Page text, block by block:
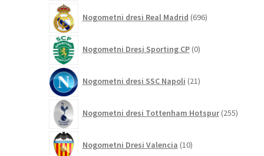
Nogometni dresi Real Madrid 696izdelkov
Nogometni Dresi Sporting CP 0izdelkov
Nogometni dresi SSC Napoli 21izdelkov
Nogometni dresi Tottenham Hotspur 255
Nogometni Dresi Valencia 10izdelkov